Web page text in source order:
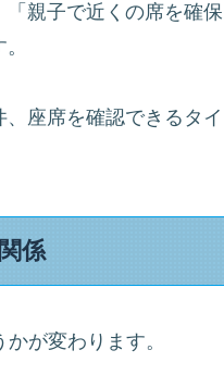
親子で近くの席を確保
座席を確認できるタイ
係
が変わります。